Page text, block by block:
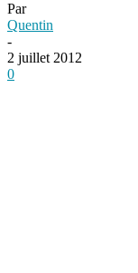
Par
Quentin
-
2 juillet 2012
0